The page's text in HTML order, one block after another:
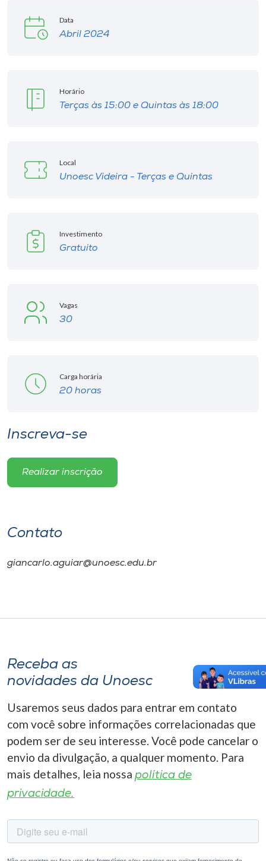
Rádio
Unoesc
Selecione
Data
Abril 2024
Horário
Terças às 15:00 e Quintas às 18:00
Local
Unoesc Videira - Terças e Quintas
Investimento
Gratuito
Vagas
30
Carga horária
20 horas
Inscreva-se
Realizar inscrição
Contato
giancarlo.aguiar@unoesc.edu.br
Receba as
novidades da Unoesc
Usaremos seus dados para entrar em contato
com você sobre informações correlacionadas que
podem ser de seu interesse. Você pode cancelar o
envio da divulgação, a qualquer momento. Para
mais detalhes, leia nossa política de
privacidade.